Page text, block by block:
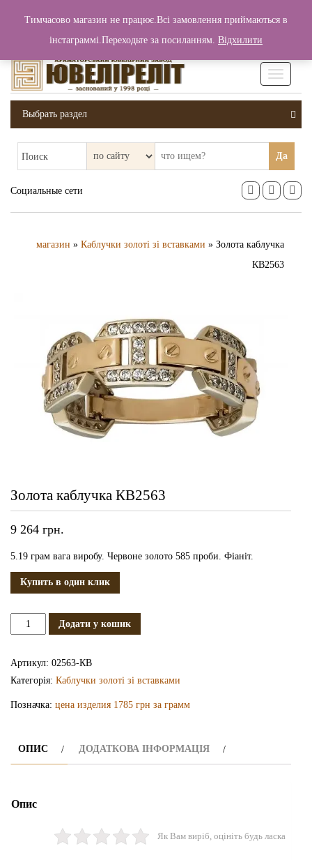
Вход / Регистрация 0 грн.
Выбрать раздел
Поиск Да
Социальные сети
магазин » Каблучки золоті зі вставками » Золота каблучка
КВ2563
Золота каблучка КВ2563
9 264 грн.
5.19 грам вага виробу. Червоне золото 585 проби. Фіаніт.
Купить в один клик
Золота
Додати у кошик
Артикул: 02563-КВ
Категорія: Каблучки золоті зі вставками
Позначка: цена изделия 1785 грн за грамм
ОПИС ДОДАТКОВА ІНФОРМАЦІЯ
Опис
Як Вам виріб, оцініть будь ласка
Тимчасово магазин не працює.Всі замовлення приймаються в
інстаграммі.Переходьте за посиланням. Відхилити